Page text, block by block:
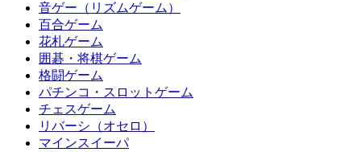
音ゲー（リズムゲーム）
百合ゲーム
花札ゲーム
囲碁・将棋ゲーム
格闘ゲーム
パチンコ・スロットゲーム
チェスゲーム
リバーシ（オセロ）
マインスイーパ